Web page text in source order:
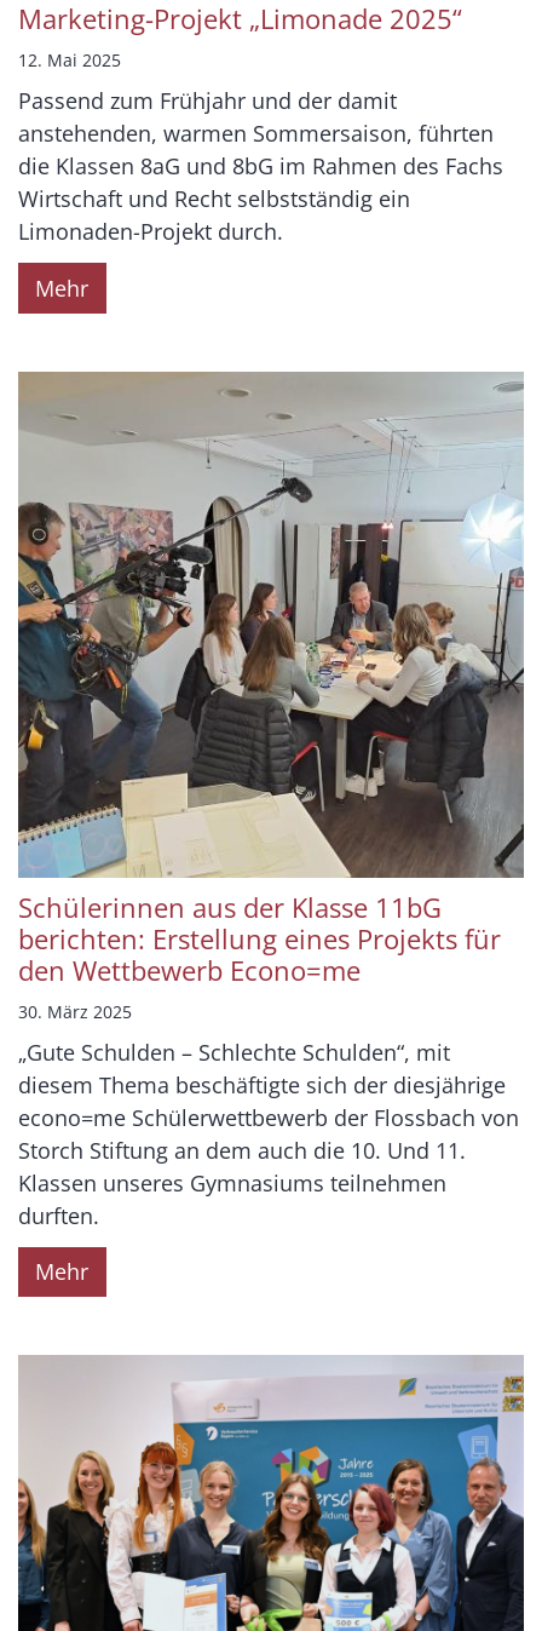
Marketing-Projekt „Limonade 2025“
12. Mai 2025
Passend zum Frühjahr und der damit
anstehenden, warmen Sommersaison, führten
die Klassen 8aG und 8bG im Rahmen des Fachs
Wirtschaft und Recht selbstständig ein
Limonaden-Projekt durch.
Mehr
Schülerinnen aus der Klasse 11bG
berichten: Erstellung eines Projekts für
den Wettbewerb Econo=me
30. März 2025
„Gute Schulden – Schlechte Schulden“, mit
diesem Thema beschäftigte sich der diesjährige
econo=me Schülerwettbewerb der Flossbach von
Storch Stiftung an dem auch die 10. Und 11.
Klassen unseres Gymnasiums teilnehmen
durften.
Mehr